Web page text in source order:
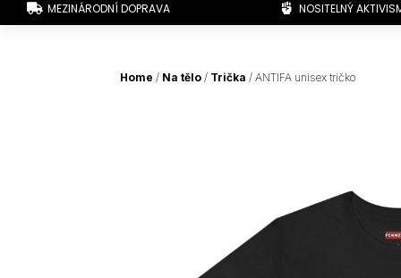
 MEZINÁRODNÍ DOPRAVA  NOSITELNÝ
Home / Na tělo / Trička / ANTIFA unisex tričko